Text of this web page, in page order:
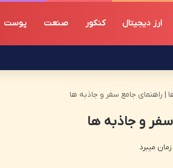
ارز دیجیتال کنکور صنعت پوست
| راهنمای جامع سفر و جاذبه ها
و جاذبه ها